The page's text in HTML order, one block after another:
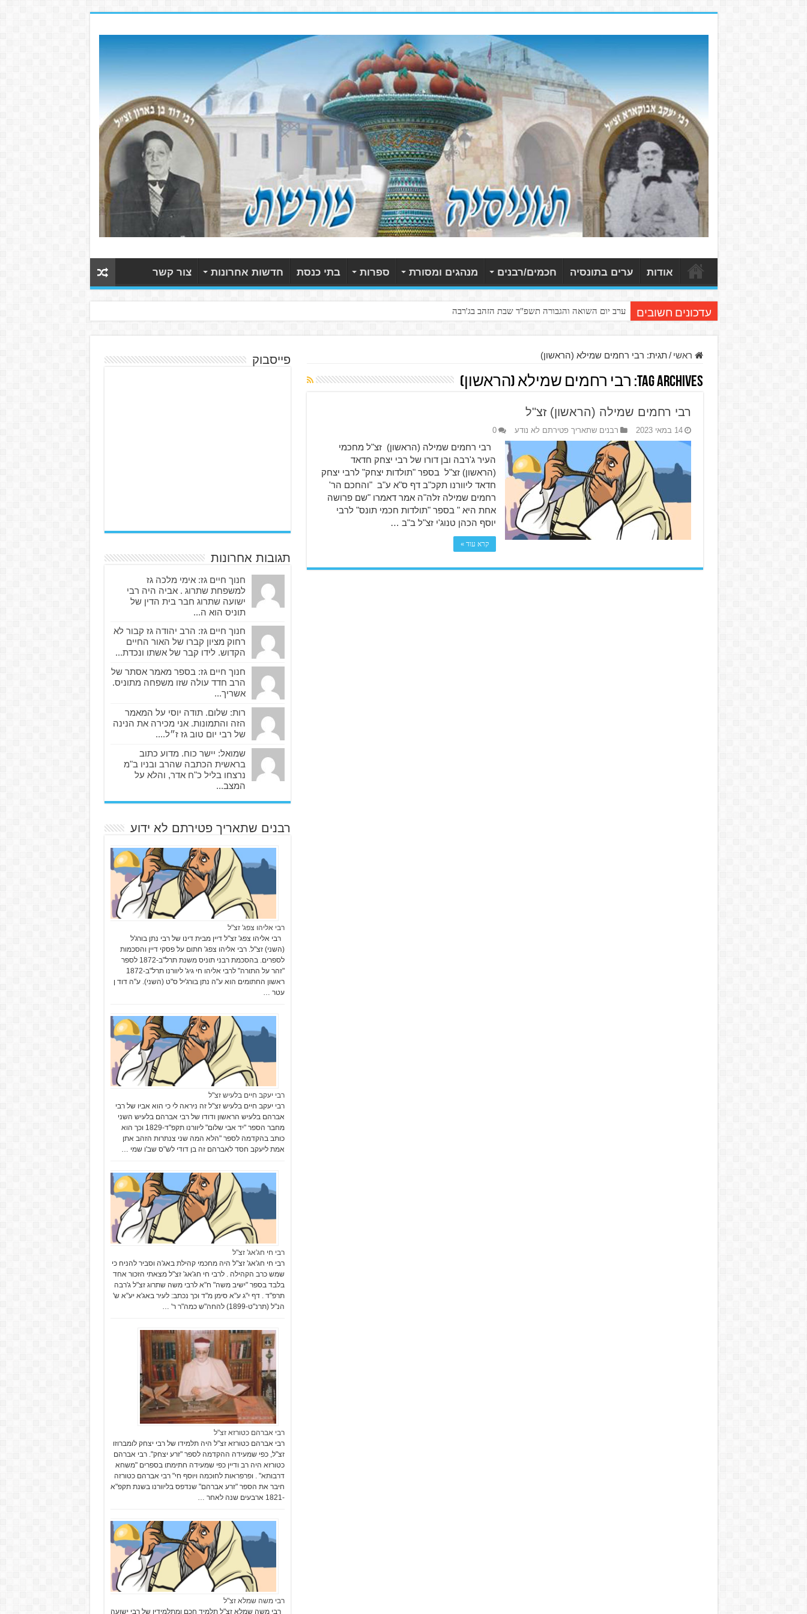
אודות ערים בתונסיה חכמים/רבנים מנהגים ומסורת ספרות בתי כנסת חדשות אחרונות צור קשר
עדכונים חשובים ערב יום השואה והגבורה תשפ"ד שבת הזהב בג'רבה
ראשי / תגית: רבי רחמים שמילא (הראשון)
Tag Archives: רבי רחמים שמילא (הראשון)
רבי רחמים שמילה (הראשון) זצ"ל
14 במאי 2023 רבנים שתאריך פטירתם לא נודע 0
רבי רחמים שמילה (הראשון) זצ"ל מחכמי
העיר ג'רבה ובן דורו של רבי יצחק חדאד
(הראשון) זצ"ל בספר "תולדות יצחק" לרבי יצחק
חדאד ליוורנו תקכ"ב דף ס"א ע"ב "והחכם הר'
רחמים שמילה זלה"ה אמר דאמרו "שם פרושה
אחת היא " בספר "תולדות חכמי תונס" לרבי
יוסף הכהן טנוג'י זצ"ל ב"ב …
קרא עוד »
פייסבוק
תגובות אחרונות
חנוך חיים גז: אימי מלכה גז
למשפחת שתרוג . אביה היה רבי
ישועה שתרוג חבר בית הדין של
תוניס הוא ה...
חנוך חיים גז: הרב יהודה גז קבור לא
רחוק מציון קברו של האור החיים
הקדוש. לידו קבר של אשתו ונכדת...
חנוך חיים גז: בספר מאמר אסתר של
הרב חדד עולה שזו משפחה מתוניס.
אשריך...
רות: שלום. תודה יוסי על המאמר
הזה והתמונות. אני מכירה את הנינה
של רבי יום טוב גז ז״ל....
שמואל: יישר כוח. מדוע כתוב
בראשית הכתבה שהרב ובניו ב"מ
נרצחו בליל כ"ח אדר, והלא על
המצב...
רבנים שתאריך פטירתם לא ידוע
רבי אליהו צפג' זצ"ל
רבי אליהו צפג' זצ"ל דיין מבית דינו של רבי נתן בורג'ל
(השני) זצ"ל. רבי אליהו צפג' חתום על פסקי דיין והסכמות
לספרים. בהסכמת רבני תוניס משנת תרל"ב-1872 לספר
"זהר על התורה" לרבי אליהו חי גיג' ליוורנו תרל"ב-1872
ראשון החתומים הוא ע"ה נתן בורג'יל ס"ט (השני). ע"ה דוד ן
עטר …
רבי יעקב חיים בלעיש זצ"ל
רבי יעקב חיים בלעיש זצ"ל זה ניראה לי כי הוא אביו של רבי
אברהם בלעיש הראשון ודודו של רבי אברהם בלעיש השני
מחבר הספר "יד אבי שלום" ליוורנו תקפ"ד-1829 וכך הוא
כותב בהקדמה לספר "הלא המה שני צנתרות הזהב אתן
אמת ליעקב חסד לאברהם זה בן דודי לש"ס שב'ו שמי …
רבי חי חג'אג' זצ"ל
רבי חי חג'אג' זצ"ל היה מחכמי קהילת באג'ה וסביר להניח כי
שמש כרב הקהילה . לרבי חי חג'אג' זצ"ל מצאתי הזכור אחד
בלבד בספר "ישיב משה" ח"א לרבי משה שתרוג זצ"ל ג'רבה
תרפ"ד . דף י"ג ע"א סימן מ"ד וכך נכתב: לעיר באג'א יע"א ש'
הנ"ל (תרנ"ט-1899) להחה"ש כמה"ר ר' …
רבי אברהם כטורזא זצ"ל
רבי אברהם כטורזא זצ"ל היה תלמידו של רבי יצחק לומברוזו
זצ"ל, כפי שמעידה ההקדמה לספר "זרע יצחק". רבי אברהם
כטורזא היה רב ודיין כפי שמעידה חתימתו בספרים "משחא
דרבותא" . ופרפראות לחוכמה ויוסף חי" רבי אברהם כטורזה
חיבר את הספר "זרע אברהם" שנדפס בליוורנו בשנת תקפ"א
-1821 ארבעים שנה לאחר …
רבי משה שמלא זצ"ל
רבי משה שמלא זצ"ל תלמיד חכם ומתלמידיו של רבי ישועה